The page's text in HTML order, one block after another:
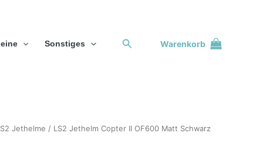
Sonstiges SuchenWarenkorb
Jethelme / LS2 Jethelm Copter II OF600 Matt Schwarz